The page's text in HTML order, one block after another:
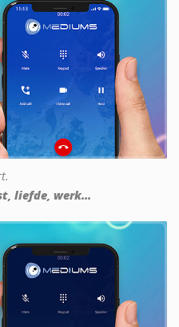
liefde, werk...